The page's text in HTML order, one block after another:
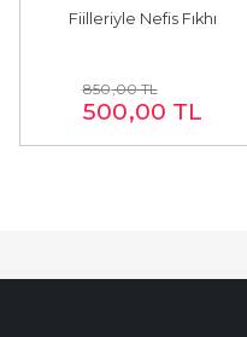
Fiilleriyle Nefis Fıkhı
850,00TL
500,00 TL